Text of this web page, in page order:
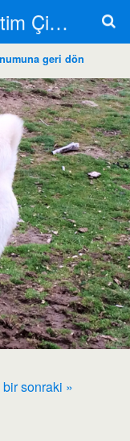
Eskişehir Akbaş Üretim Çiftliği
geri dön
sonraki »